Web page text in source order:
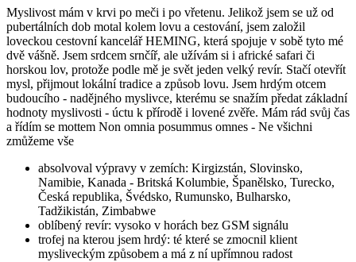
Myslivost mám v krvi po meči i po vřetenu. Jelikož jsem se už od
pubertálních dob motal kolem lovu a cestování, jsem založil
loveckou cestovní kancelář HEMING, která spojuje v sobě tyto mé
dvě vášně. Jsem srdcem srnčíř, ale užívám si i africké safari či
horskou lov, protože podle mě je svět jeden velký revír. Stačí otevřít
mysl, přijmout lokální tradice a způsob lovu. Jsem hrdým otcem
budoucího - nadějného myslivce, kterému se snažím předat základní
hodnoty myslivosti - úctu k přírodě i lovené zvěře. Mám rád svůj čas
a řídím se mottem Non omnia posummus omnes - Ne všichni
zmůžeme vše
absolvoval výpravy v zemích: Kirgizstán, Slovinsko,
Namibie, Kanada - Britská Kolumbie, Španělsko, Turecko,
Česká republika, Švédsko, Rumunsko, Bulharsko,
Tadžikistán, Zimbabwe
oblíbený revír: vysoko v horách bez GSM signálu
trofej na kterou jsem hrdý: té které se zmocnil klient
mysliveckým způsobem a má z ní upřímnou radost